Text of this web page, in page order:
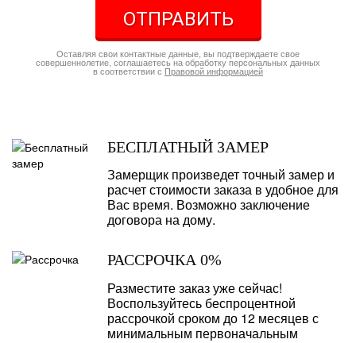
ОТПРАВИТЬ
Оставляя свои контактные данные, вы подтверждаете свое
совершеннолетие, соглашаетесь на обработку персональных данных
в соответствии с Правовой информацией
БЕСПЛАТНЫЙ ЗАМЕР
Замерщик произведет точный замер и
расчет стоимости заказа в удобное для
Вас время. Возможно заключение
договора на дому.
РАССРОЧКА 0%
Разместите заказ уже сейчас!
Воспользуйтесь беспроцентной
рассрочкой сроком до 12 месяцев с
минимальным первоначальным